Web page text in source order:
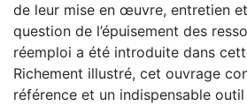
de leur mise en œuvre, entretien
question de l’épuisement des
réemploi a été introduite dans
Richement illustré, cet ouvrage
référence et un indispensable